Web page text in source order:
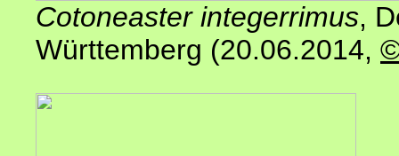
Cotoneaster integerrimus,
Württemberg (20.06.2014,